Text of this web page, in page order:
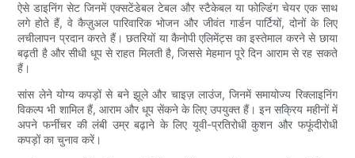
ऐसे डाइनिंग सेट जिनमें एक्सटेंडेबल टेबल और स्टैकेबल या फोल्डिंग चेयर एक साथ
लगे होते हैं, वे कैज़ुअल पारिवारिक भोजन और जीवंत गार्डन पार्टियों, दोनों के लिए
लचीलापन प्रदान करते हैं। छतरियों या कैनोपी एलिमेंट्स का इस्तेमाल करने से छाया
बढ़ती है और सीधी धूप से राहत मिलती है, जिससे मेहमान पूरे दिन आराम से रह सकते
हैं।
सांस लेने योग्य कपड़ों से बने झूले और चाइज़ लाउंज, जिनमें समायोज्य रिक्लाइनिंग
विकल्प भी शामिल हैं, आराम और धूप सेंकने के लिए उपयुक्त हैं। इन सक्रिय महीनों में
अपने फर्नीचर की लंबी उम्र बढ़ाने के लिए यूवी-प्रतिरोधी कुशन और फफूंदीरोधी
कपड़ों का चुनाव करें।